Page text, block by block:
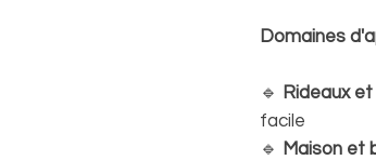
Domaines
🔹 Rideaux
facile
🔹
Maison et